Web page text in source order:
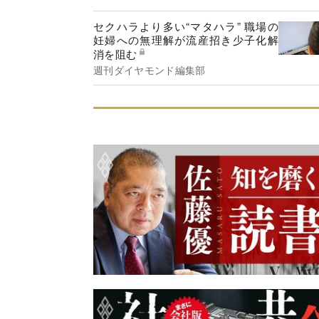
セクハラより多い“マタハラ” 職場の
妊婦への無理解が流産招き少子化解
消を阻む
週刊ダイヤモンド編集部